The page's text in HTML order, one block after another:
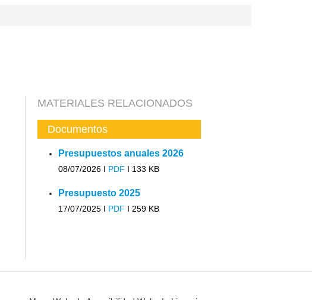
MATERIALES RELACIONADOS
Documentos
Presupuestos anuales 2026
08/07/2026 I PDF I 133 KB
Presupuesto 2025
17/07/2025 I PDF I 259 KB